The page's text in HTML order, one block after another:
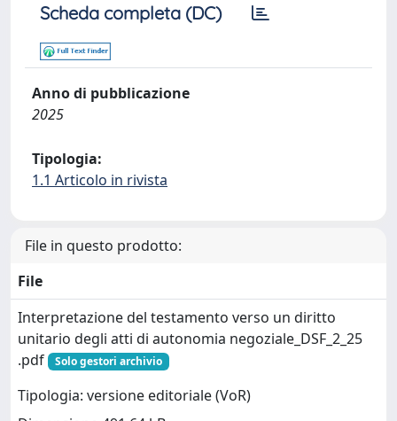
Scheda completa (DC)
Anno di pubblicazione
2025
Tipologia:
1.1 Articolo in rivista
File in questo prodotto:
File
Interpretazione del testamento verso un diritto
unitario degli atti di autonomia negoziale_DSF_2_25
.pdf
Solo gestori archivio
Tipologia: versione editoriale (VoR)